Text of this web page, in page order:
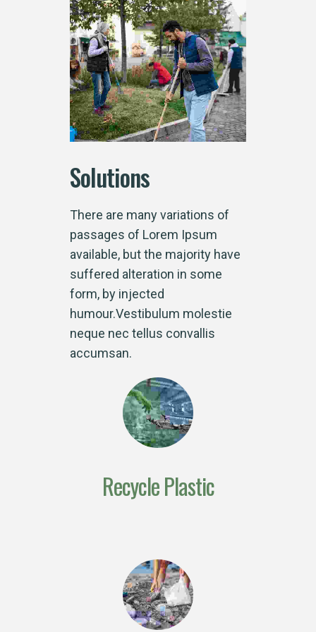
Solutions
There are many variations of
passages of Lorem Ipsum
available, but the majority have
suffered alteration in some
form, by injected
humour.Vestibulum molestie
neque nec tellus convallis
accumsan.
Recycle Plastic